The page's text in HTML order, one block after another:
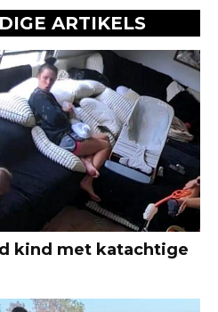
ARTIKELS
kind met katachtige